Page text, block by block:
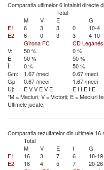
Comparatia ultimelor 6 intalniri directe
Total
M
V E G
E1
6 3 3 0 10-4
E2
6 0 3 3 4-10
Girona FC
CD Leganés
V:
50 % 0 %
E:
50 % 50 %
Î:
0 % 50 %
Gm:
1.67 /meci 0.67 /meci
Gp:
0.67 /meci 1.67 /meci
Uj:
EVV EV E E I I E I E
*M = Meciuri; V = Victorii; E = Meciuri
Ultimele jucate;
Comparatia rezultatelor din ultimele
Total
M
V E I G
E1
16 3 7 6 18-19
E2
16 4 5 7 20-26